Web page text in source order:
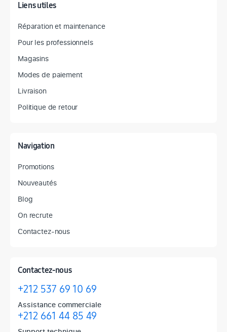
Liens utiles
Réparation et maintenance
Pour les professionnels
Magasins
Modes de paiement
Livraison
Politique de retour
Navigation
Promotions
Nouveautés
Blog
On recrute
Contactez-nous
Contactez-nous
+212 537 69 10 69
Assistance commerciale
+212 661 44 85 49